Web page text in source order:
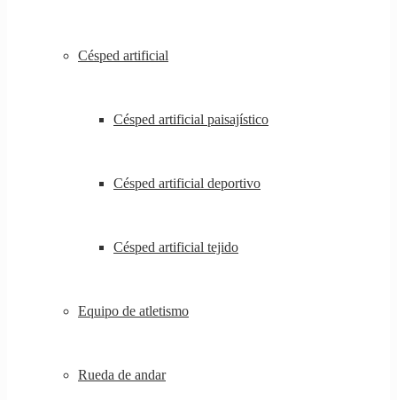
Césped artificial
Césped artificial paisajístico
Césped artificial deportivo
Césped artificial tejido
Equipo de atletismo
Rueda de andar